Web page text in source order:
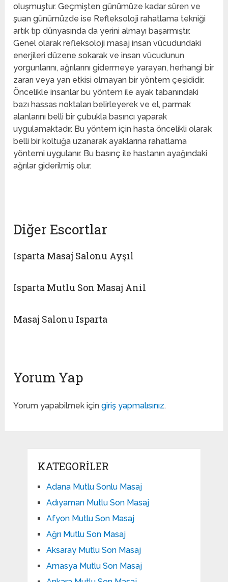
oluşmuştur. Geçmişten günümüze kadar süren ve
şuan günümüzde ise Refleksoloji rahatlama tekniği
artık tıp dünyasında da yerini almayı başarmıştır.
Genel olarak refleksoloji masaj insan vücudundaki
enerjileri düzene sokarak ve insan vücudunun
yorgunlarını, ağrılarını gidermeye yarayan, herhangi bir
zararı veya yan etkisi olmayan bir yöntem çeşididir.
Öncelikle insanlar bu yöntem ile ayak tabanındaki
bazı hassas noktaları belirleyerek ve el, parmak
alanlarını belli bir çubukla basıncı yaparak
uygulamaktadır. Bu yöntem için hasta öncelikli olarak
belli bir koltuğa uzanarak ayaklarına rahatlama
yöntemi uygulanır. Bu basınç ile hastanın ayağındaki
ağrılar giderilmiş olur.
Diğer Escortlar
Isparta Masaj Salonu Ayşıl
Isparta Mutlu Son Masaj Anil
Masaj Salonu Isparta
Yorum Yap
Yorum yapabilmek içingiriş yapmalısınız.
KATEGORILER
Adana Mutlu Sonlu Masaj
Adıyaman Mutlu Son Masaj
Afyon Mutlu Son Masaj
Ağrı Mutlu Son Masaj
Aksaray Mutlu Son Masaj
Amasya Mutlu Son Masaj